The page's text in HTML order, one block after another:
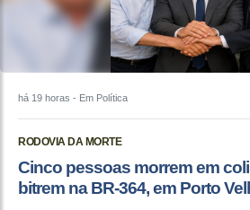
há 19 horas - Em Política
RODOVIA DA MORTE
Cinco pessoas morrem em
bitrem na BR-364, em Porto